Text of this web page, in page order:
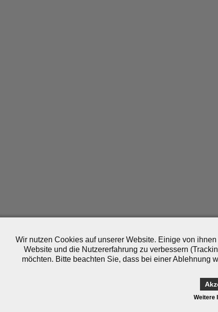
Wir nutzen Cookies auf unserer Website. Einige von
Website und die Nutzererfahrung zu verbessern
möchten. Bitte beachten Sie, dass bei einer Ablehnung
Weitere